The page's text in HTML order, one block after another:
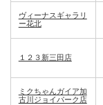
ヴィーナスギャラリ
ー花北
１２３新三田店
ミクちゃんガイア加
古川ジョイパーク店